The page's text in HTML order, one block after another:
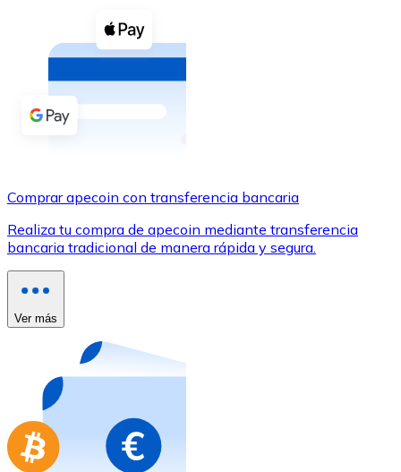
Compra criptomonedas con efectivo en tu tienda más
Comprar con efectivo
Transferencia SEPA
Utiliza tarjetas Visa y Mastercard para comprar
Comprar con tarjeta
Compra tarjetas regalo de tus marcas favoritas con
Ir a la tienda de tarjetas regalo
Comprar apecoin con transferencia bancaria
Realiza tu compra de apecoin mediante transferencia
bancaria tradicional de manera rápida y segura.
Ver más